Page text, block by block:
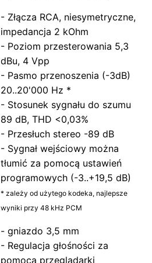
- Złącza RCA, niesymetryczne,
impedancja 2 kOhm
- Poziom przesterowania 5,3
dBu, 4 Vpp
- Pasmo przenoszenia (-3dB)
20..20'000 Hz *
- Stosunek sygnału do szumu
89 dB, THD <0,03%
- Przesłuch stereo -89 dB
- Sygnał wejściowy można
tłumić za pomocą ustawień
programowych (-3..+19,5 dB)
* zależy od użytego kodeka, najlepsze
wyniki przy 48 kHz PCM
- gniazdo 3,5 mm
- Regulacja głośności za
pomocą przeglądarki